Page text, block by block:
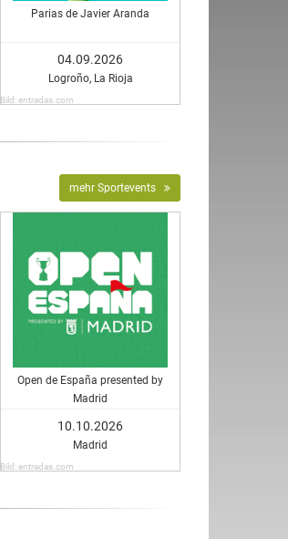
Parias de Javier Aranda
04.09.2026
Logroño, La Rioja
Bild: entradas.com
mehr Sportevents
Open de España presented by
Madrid
10.10.2026
Madrid
Bild: entradas.com